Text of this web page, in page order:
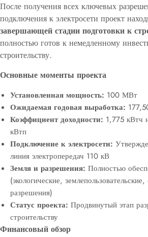
После получения всех ключевых
подключения к электросети проект
завершающей стадии подготовки к
полностью готов к немедленному
строительству.
Основные моменты проекта
Установленная мощность: 100 МВт
Ожидаемая годовая выработка:
Коэффициент доходности: 1,775 кВтч
кВтп
Подключение к электросети:
линия электропередач 110 кВ
Земля и разрешения: Полностью
(экологические,
разрешения)
Статус проекта: Продвинутый этап
строительству
Финансовый обзор